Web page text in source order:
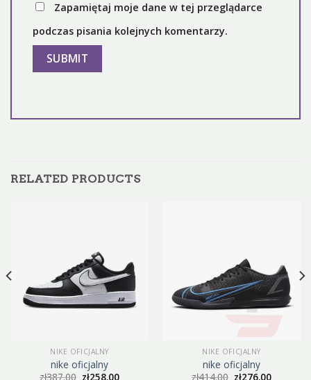
Zapamiętaj moje dane w tej przeglądarce
podczas pisania kolejnych komentarzy.
RELATED PRODUCTS
NIKE OFICJALNY
nike oficjalny
zł387.00 zł258.00
NIKE OFICJALNY
nike oficjalny
zł414.00 zł276.00